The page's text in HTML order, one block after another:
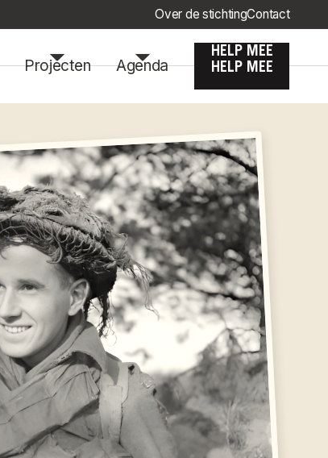
Over de stichtingContact
Projecten Agenda
HELP MEE
HELP MEE